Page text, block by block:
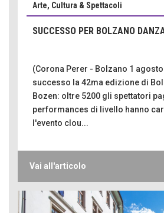
Arte, Cultura & Spettacoli
SUCCESSO PER BOLZANO
(Corona Perer - Bolzano 1 agosto
successo la 42ma edizione di
Bozen: oltre 5200 gli spettatori
performances di livello hanno
l'evento clou...
Vai all'articolo